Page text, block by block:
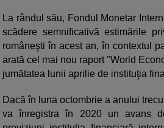
La rândul său, Fondul Monetar
scădere semnificativă estimările
româneşti în acest an, în contextul
arată cel mai nou raport "World
jumătatea lunii aprilie de instituţia
Dacă în luna octombrie a anului
va înregistra în 2020 un avans